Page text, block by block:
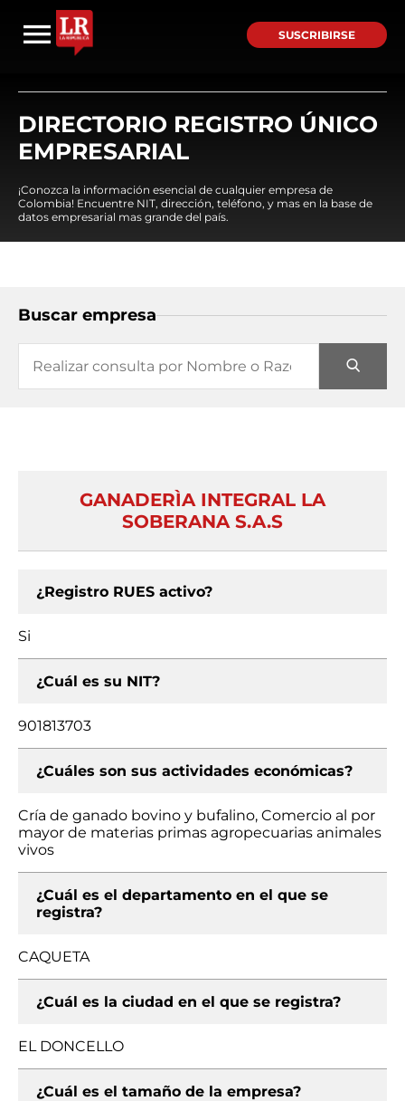
SUSCRIBIRSE
DIRECTORIO REGISTRO ÚNICO
EMPRESARIAL
¡Conozca la información esencial de cualquier empresa de
Colombia! Encuentre NIT, dirección, teléfono, y mas en la base de
datos empresarial mas grande del país.
Buscar empresa
GANADERÌA INTEGRAL LA
SOBERANA S.A.S
¿Registro RUES activo?
Si
¿Cuál es su NIT?
901813703
¿Cuáles son sus actividades económicas?
Cría de ganado bovino y bufalino, Comercio al por
mayor de materias primas agropecuarias animales
vivos
¿Cuál es el departamento en el que se
registra?
CAQUETA
¿Cuál es la ciudad en el que se registra?
EL DONCELLO
¿Cuál es el tamaño de la empresa?